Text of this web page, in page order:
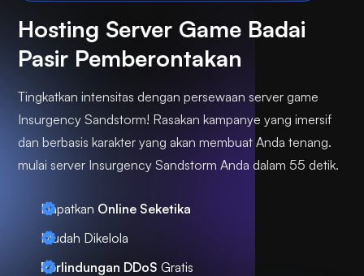
Hosting Server Game Badai
Pasir Pemberontakan
Tingkatkan intensitas dengan persewaan server game
Insurgency Sandstorm! Rasakan kampanye yang imersif
dan berbasis karakter yang akan membuat Anda tenang.
mulai server Insurgency Sandstorm Anda dalam 55 detik.
Dapatkan Online Seketika
Mudah Dikelola
Perlindungan DDoS Gratis